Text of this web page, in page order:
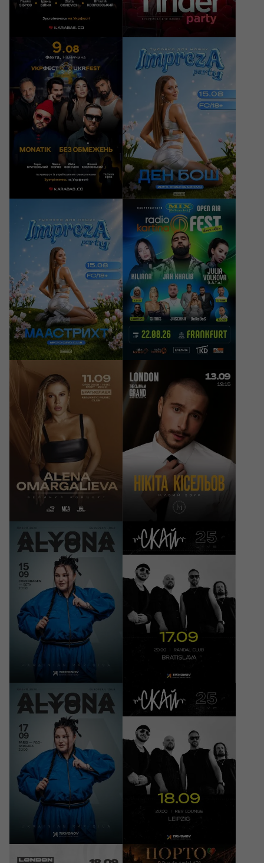
09/08/202613:00
UKRFEST 2026
Vechta, VEC-Hallen
35 - 70 EUR
15/08/202622:00
Impreza Party -
Тусовка для наших
Hertogenbosch, Onder
de Moriaan
20 EUR
15/08/2026
Impreza Party -
Тусовка для наших
Maastricht, CAVO Club
20 EUR
22/08/202614:00
Radio Kartina Fest
2026
Frankfurt am Main,
Sommerwiese an der
Jahrhunderthalle
99 - 299 EUR
11/09/202620:00
ALENA OMARGALIEVA
Bratislava, Majestic Music
49 - 99 EUR
13/09/2026
Нікіта Кісельов
London, The Clapham
38.10 GBP
15/09/202620:00
ALYONA ALYONA -
European Tour
Copenhagen, BETA
270 - 300 DKK
17/09/202620:00
СКАЙ. 25 років на
сцені
Bratislava, Randal Club
35 - 39 EUR
17/09/202620:00
ALYONA ALYONA -
European Tour
Paris, FGO-Barbara
35 - 39 EUR
18/09/202620:00
СКАЙ. 25 років на
сцені
Leipzig, REV Lounge
35 - 39 EUR
18/09/2026 19/09/2026 19:00